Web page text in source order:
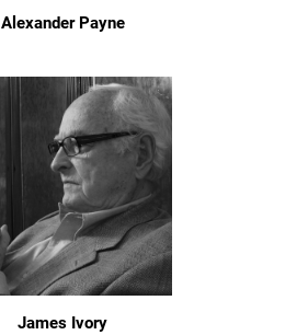
Alexander Payne
James Ivory